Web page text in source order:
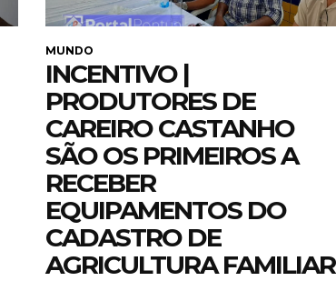
MUNDO
INCENTIVO |
PRODUTORES DE
CAREIRO CASTANHO
SÃO OS PRIMEIROS A
RECEBER
EQUIPAMENTOS DO
CADASTRO DE
AGRICULTURA FAMILIAR